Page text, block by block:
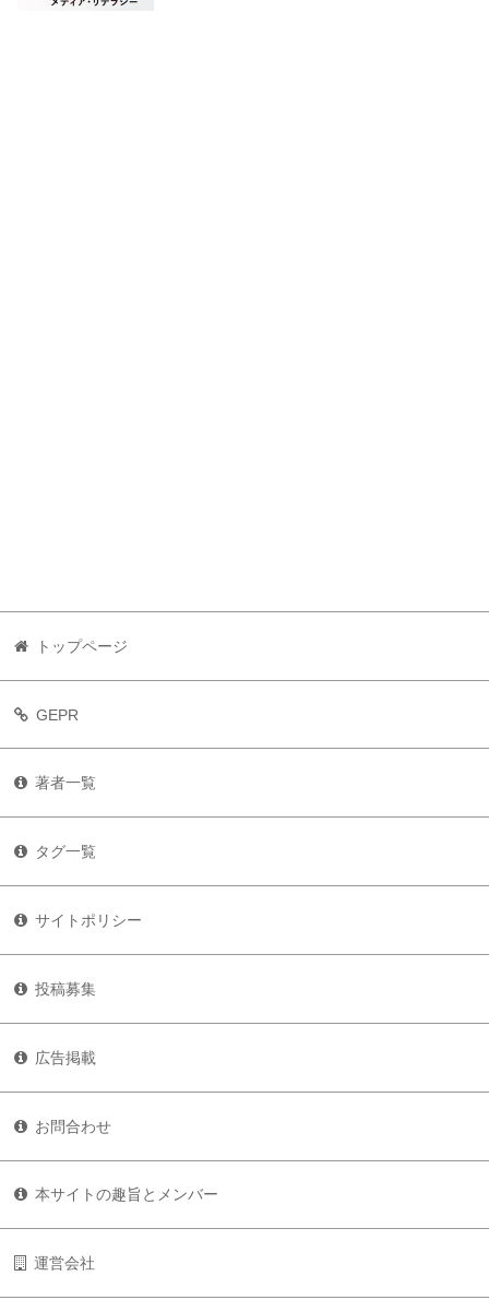
トップページ
GEPR
著者一覧
タグ一覧
サイトポリシー
投稿募集
広告掲載
お問合わせ
本サイトの趣旨とメンバー
運営会社